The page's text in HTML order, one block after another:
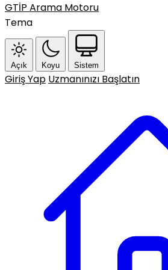
GTİP Arama Motoru
Tema
Açık Koyu Sistem
Giriş Yap Uzmanınızı Başlatın